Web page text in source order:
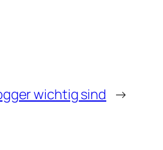
wichtig sind →